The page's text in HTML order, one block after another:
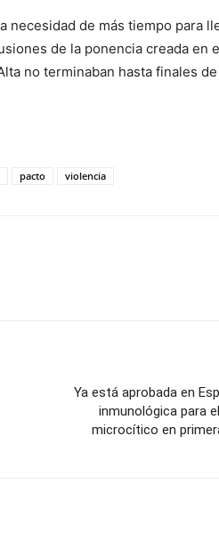
necesidad de más tiempo para
de la ponencia creada en
no terminaban hasta finales
pacto violencia
Ya está aprobada en
inmunológica para
microcítico en